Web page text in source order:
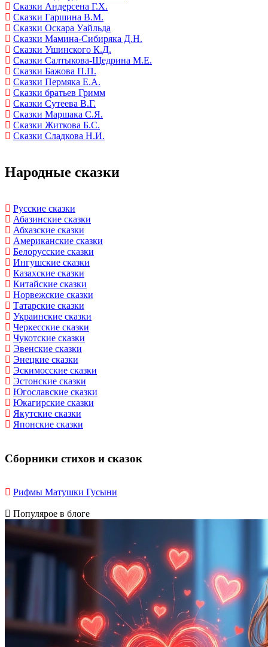
Сказки Андерсена Г.Х.
Сказки Гаршина В.М.
Сказки Оскара Уайльда
Сказки Мамина-Сибиряка Д.Н.
Сказки Ушинского К.Д.
Сказки Салтыкова-Щедрина М.Е.
Сказки Бажова П.П.
Сказки Пермяка Е.А.
Сказки братьев Гримм
Сказки Сутеева В.Г.
Сказки Маршака С.Я.
Сказки Житкова Б.С.
Сказки Сладкова Н.И.
Народные сказки
Русские сказки
Абазинские сказки
Абхазские сказки
Американские сказки
Белорусские сказки
Ингушские сказки
Казахские сказки
Китайские сказки
Норвежские сказки
Татарские сказки
Украинские сказки
Черкесские сказки
Чукотские сказки
Эвенские сказки
Энецкие сказки
Эскимосские сказки
Эстонские сказки
Югославские сказки
Юкагирские сказки
Якутские сказки
Японские сказки
Сборники стихов и сказок
Рифмы Матушки Гусыни
Популярое в блоге